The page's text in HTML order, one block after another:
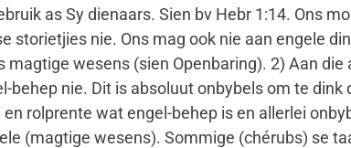
as Sy dienaars. Sien bv Hebr 1:14. Ons
storietjies nie. Ons mag ook nie aan engele
wesens (sien Openbaring). 2) Aan
nie. Dit is absoluut onbybels om te dink
rolprente wat engel-behep is en allerlei
(magtige wesens). Sommige (chérubs) se